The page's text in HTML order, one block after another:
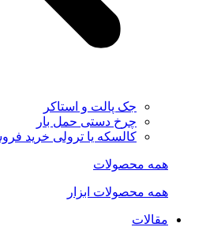
جک پالت و استاکر
چرخ دستی حمل بار
کالسکه یا ترولی خرید
همه محصولات
همه محصولات ابزار
مقالات